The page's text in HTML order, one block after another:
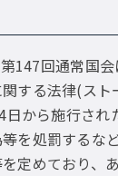
147回通常国
する法律(スト
日から施行され
を処罰するな
定めており、